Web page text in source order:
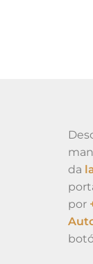
da
por